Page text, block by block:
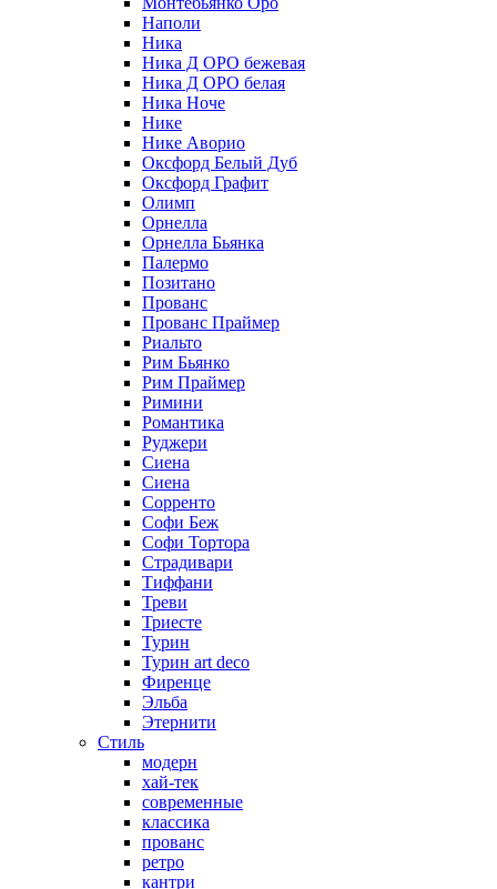
Наполи
Ника
Ника Д ОРО бежевая
Ника Д ОРО белая
Ника Ноче
Нике
Нике Аворио
Оксфорд Белый Дуб
Оксфорд Графит
Олимп
Орнелла
Орнелла Бьянка
Палермо
Позитано
Прованс
Прованс Праймер
Риальто
Рим Бьянко
Рим Праймер
Римини
Романтика
Руджери
Сиена
Сиена
Сорренто
Софи Беж
Софи Тортора
Страдивари
Тиффани
Треви
Триесте
Турин
Турин art deco
Фиренце
Эльба
Этернити
Стиль
модерн
хай-тек
современные
классика
прованс
ретро
кантри